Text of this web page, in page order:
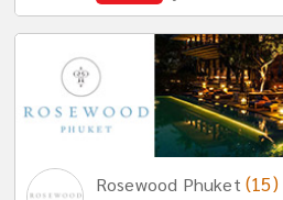
Rosewood Phuket (15)